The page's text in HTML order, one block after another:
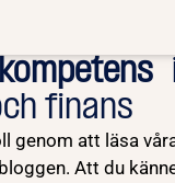
kompetens
finans
genom att läsa
Att du